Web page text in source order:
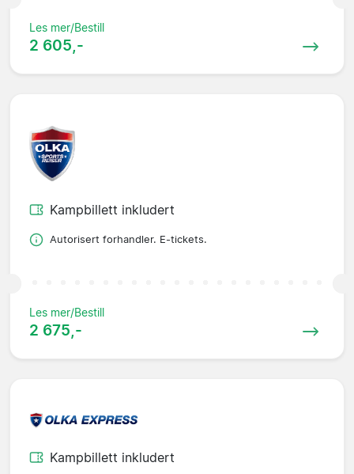
Les mer/Bestill
2 605,-
Kampbillett inkludert
Autorisert forhandler. E-tickets.
Les mer/Bestill
2 675,-
Kampbillett inkludert